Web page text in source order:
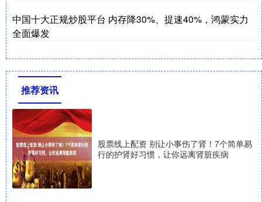
中国十大正规炒股平台 内存降30%、提速40%，鸿蒙实力
全面爆发
推荐资讯
股票线上配资 别让小事伤了肾！7个简单易
行的护肾好习惯，让你远离肾脏疾病